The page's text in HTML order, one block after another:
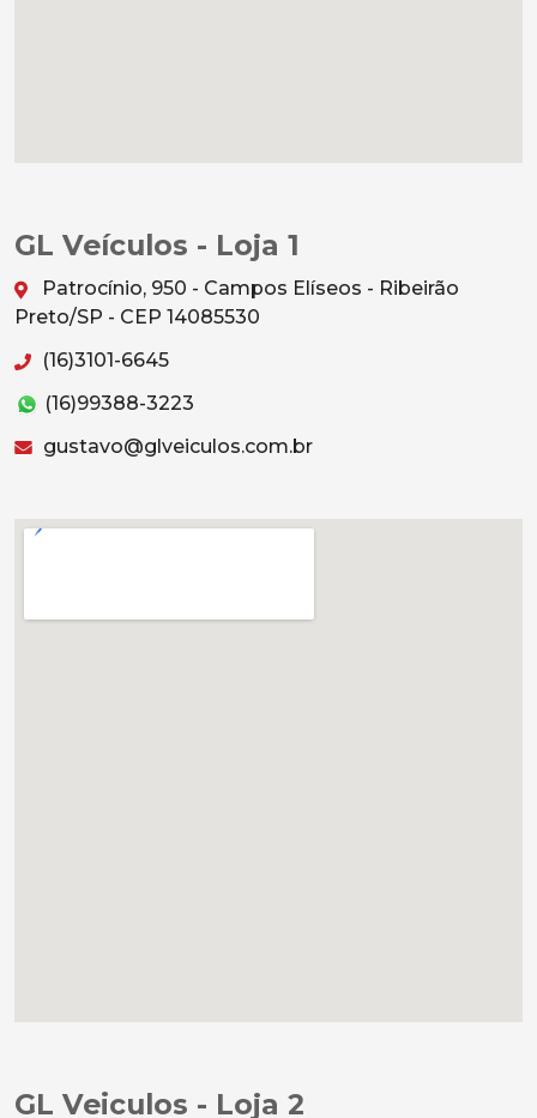
GL Veículos - Loja 1
Patrocínio, 950 - Campos Elíseos - Ribeirão
Preto/SP - CEP 14085530
(16)3101-6645
(16)99388-3223
gustavo@glveiculos.com.br
GL Veiculos - Loja 2